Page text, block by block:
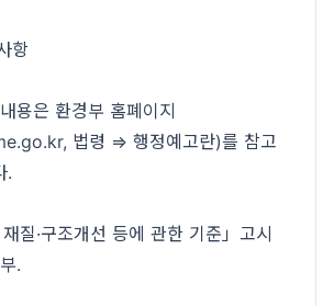
항
용은 환경부 홈폐이지
법령 ⇒ 행정예고란)를 참고
.
질·구조개선 등에 관한 기준」고시
.